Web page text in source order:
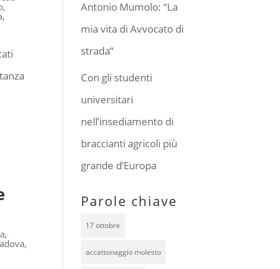
,
,
,
,
Antonio Mumolo: “La
mia vita di Avvocato di
strada”
Con gli studenti
universitari
nell’insediamento di
braccianti agricoli più
grande d’Europa
Parole chiave
17 ottobre
accattonaggio molesto